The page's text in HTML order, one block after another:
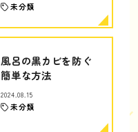
未分類
風呂の黒カビを防ぐ
簡単な方法
2024.08.15
未分類